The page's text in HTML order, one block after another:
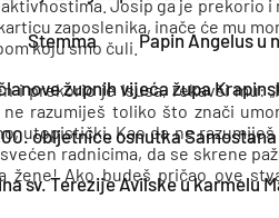
Stemma Papin Angelus u
župnih vijeća župa
obljetnice osnutka Samostana
sv. Terezije Avilske u karmelu
Josip ga je prekorio
zaposlenika, inače će mu
koju smo čuli.
i prekorio je Isusa, rekavši mu:
razumiješ toliko što znači
utopistički. Kao da ne
radnicima, da se skrene
žene! Ako budeš pričao ove